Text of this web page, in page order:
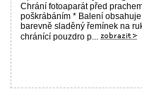
Chrání fotoaparát před
poškrábáním * Balení obsahuje
barevně sladěný řemínek na
chránící pouzdro p...